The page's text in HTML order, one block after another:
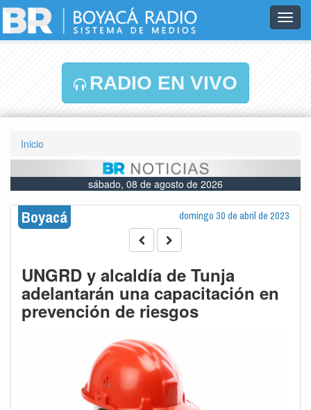
RADIO EN VIVO
Inicio
sábado, 08 de agosto de 2026
Boyacá domingo 30 de abril de 2023
UNGRD y alcaldía de Tunja
adelantarán una capacitación en
prevención de riesgos